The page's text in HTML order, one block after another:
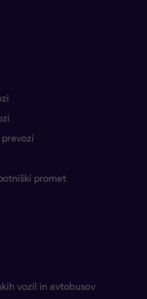
promet
vozil in avtobusov